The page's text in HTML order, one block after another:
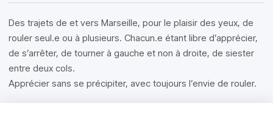
Des trajets de et vers Marseille, pour le plaisir des yeux, de
rouler seul.e ou à plusieurs. Chacun.e étant libre d’apprécier,
de s’arrêter, de tourner à gauche et non à droite, de siester
entre deux cols.
Apprécier sans se précipiter, avec toujours l’envie de rouler.